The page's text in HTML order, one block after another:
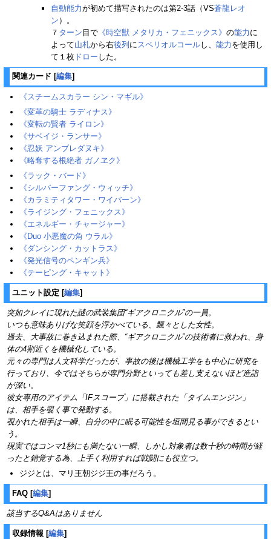
自動能力が初めて描写されたのは第2-3話（VS蒼龍レオ
ン ）。
７ ターン 目で 《時空獣 メタリカ・フェニックス》 の能力 に
よって山札から右後列 にスペリオルコールし、 能力 を使用し
て１枚 ドロー した。
関連カード [編集]
《スチームスカラー シン・マギル》
《変革の騎士 ラディナス》
《変転の賢者 ライロン》
《サベイジ・ランサー》
《忍妖 アンブレダヌキ》
《略奪する根絶者 ガノヱク》
《ラック・バード》
《シルバーファング・ウィッチ》
《カラミティタワー・ワイバーン》
《ライジング・フェニックス》
《エネルギー・チャージャー》
《Duo 小悪魔の角 ウラル》
《ダンシング・カットラス》
《発光信号のペンギン兵》
《テーピング・キャット》
ユニット設定 [編集]
突如クレイに現れた謎の武装集団“ギアクロニクル”の一員。
いつも意味ありげな笑顔を浮かべている、飄々とした女性。
過去、大事故に巻き込まれた際、“ギアクロニクル”の技術者に救われ、身
体の4割近くを機械化している。
元々の専門は人文科学だったが、事故の後は機械工学をも中心に研究を
行っており、今ではそちらが専門分野といっても差し支えないほど造詣
が深い。
彼女専用のアイテム「IFスコープ」に搭載された「タイムエンジン」
は、相手を覗く事で発動する。
覗かれた相手は一瞬、自分の中に眠る可能性を垣間見る事ができるとい
う。
現実ではコンマ1秒にも満たない一瞬、しかし対象者は数十秒の時間が経
ったと錯覚する為、上手く利用すれば戦闘にも役立つ。
ジジとは、マリ王朝ジジ王の事だろう。
FAQ [編集]
該当するQ&Aはありません
収録情報 [編集]